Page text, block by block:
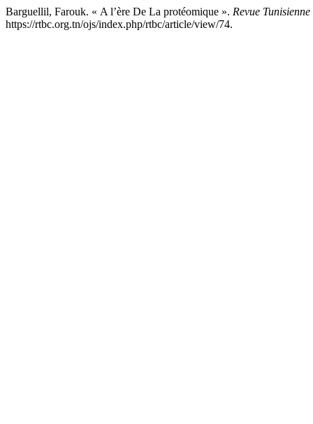
Barguellil, Farouk. « A l’ère De La protéomique ». Revue
https://rtbc.org.tn/ojs/index.php/rtbc/article/view/74.